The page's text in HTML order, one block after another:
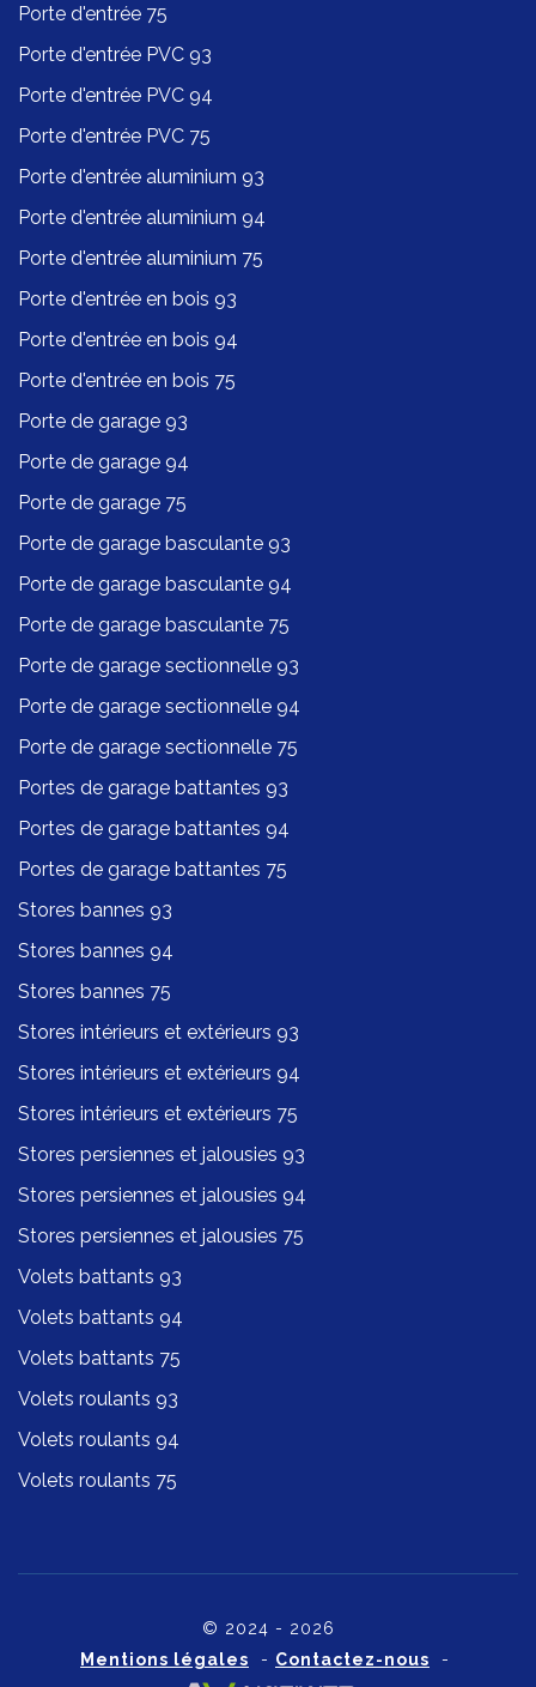
Porte d'entrée 75
Porte d'entrée PVC 93
Porte d'entrée PVC 94
Porte d'entrée PVC 75
Porte d'entrée aluminium 93
Porte d'entrée aluminium 94
Porte d'entrée aluminium 75
Porte d'entrée en bois 93
Porte d'entrée en bois 94
Porte d'entrée en bois 75
Porte de garage 93
Porte de garage 94
Porte de garage 75
Porte de garage basculante 93
Porte de garage basculante 94
Porte de garage basculante 75
Porte de garage sectionnelle 93
Porte de garage sectionnelle 94
Porte de garage sectionnelle 75
Portes de garage battantes 93
Portes de garage battantes 94
Portes de garage battantes 75
Stores bannes 93
Stores bannes 94
Stores bannes 75
Stores intérieurs et extérieurs 93
Stores intérieurs et extérieurs 94
Stores intérieurs et extérieurs 75
Stores persiennes et jalousies 93
Stores persiennes et jalousies 94
Stores persiennes et jalousies 75
Volets battants 93
Volets battants 94
Volets battants 75
Volets roulants 93
Volets roulants 94
Volets roulants 75
© 2024 - 2026
Mentions légales - Contactez-nous -